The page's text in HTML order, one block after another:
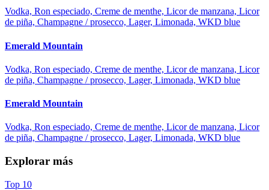
Vodka, Ron especiado, Creme de menthe, Licor de manzana, Licor
de piña, Champagne / prosecco, Lager, Limonada, WKD blue
Emerald Mountain
Vodka, Ron especiado, Creme de menthe, Licor de manzana, Licor
de piña, Champagne / prosecco, Lager, Limonada, WKD blue
Emerald Mountain
Vodka, Ron especiado, Creme de menthe, Licor de manzana, Licor
de piña, Champagne / prosecco, Lager, Limonada, WKD blue
Explorar más
Top 10